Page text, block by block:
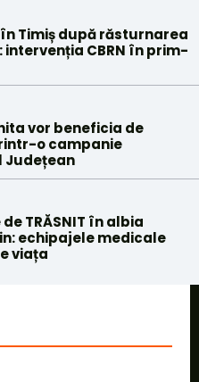
Timiș după răsturnarea
intervenția CBRN în prim-
vor beneficia de
o campanie
Județean
TRĂSNIT în albia
echipajele medicale
viața